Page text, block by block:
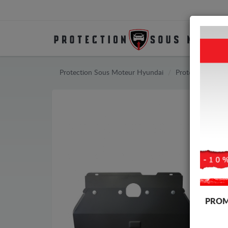
Protection Sous Moteur Hyundai Protection